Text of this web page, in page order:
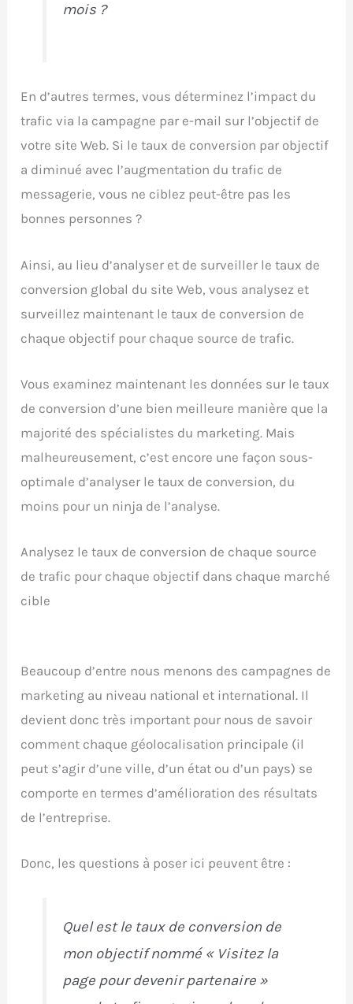
mois ?
En d’autres termes, vous déterminez l’impact du
trafic via la campagne par e-mail sur l’objectif de
votre site Web. Si le taux de conversion par objectif
a diminué avec l’augmentation du trafic de
messagerie, vous ne ciblez peut-être pas les
bonnes personnes ?
Ainsi, au lieu d’analyser et de surveiller le taux de
conversion global du site Web, vous analysez et
surveillez maintenant le taux de conversion de
chaque objectif pour chaque source de trafic.
Vous examinez maintenant les données sur le taux
de conversion d’une bien meilleure manière que la
majorité des spécialistes du marketing. Mais
malheureusement, c’est encore une façon sous-
optimale d’analyser le taux de conversion, du
moins pour un ninja de l’analyse.
Analysez le taux de conversion de chaque source
de trafic pour chaque objectif dans chaque marché
cible
Beaucoup d’entre nous menons des campagnes de
marketing au niveau national et international. Il
devient donc très important pour nous de savoir
comment chaque géolocalisation principale (il
peut s’agir d’une ville, d’un état ou d’un pays) se
comporte en termes d’amélioration des résultats
de l’entreprise.
Donc, les questions à poser ici peuvent être :
Quel est le taux de conversion de
mon objectif nommé « Visitez la
page pour devenir partenaire »